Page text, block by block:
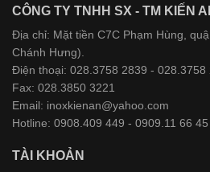
CÔNG TY TNHH SX - TM KIẾN
Địa chỉ: Mặt tiền C7C Phạm Hùng,
Chánh Hưng).
Điện thoại: 028.3758 2839 - 028.3758
Fax: 028.3850 3221
Email: inoxkienan@yahoo.com
Hotline: 0908.409 449 - 0909.11 66 45
TÀI KHOẢN